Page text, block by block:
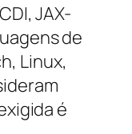
JAX-
de
Linux,
é